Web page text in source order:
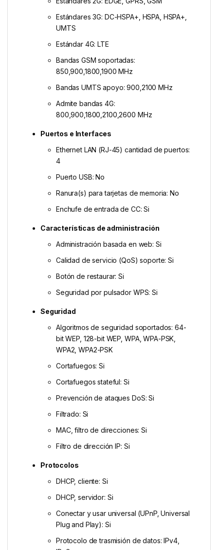
Estándares 3G: DC-HSPA+, HSPA, HSPA+,
UMTS
Estándar 4G: LTE
Bandas GSM soportadas:
850,900,1800,1900 MHz
Bandas UMTS apoyo: 900,2100 MHz
Admite bandas 4G:
800,900,1800,2100,2600 MHz
Puertos e Interfaces
Ethernet LAN (RJ-45) cantidad de puertos:
4
Puerto USB: No
Ranura(s) para tarjetas de memoria: No
Enchufe de entrada de CC: Si
Características de administración
Administración basada en web: Si
Calidad de servicio (QoS) soporte: Si
Botón de restaurar: Si
Seguridad por pulsador WPS: Si
Seguridad
Algoritmos de seguridad soportados: 64-
bit WEP, 128-bit WEP, WPA, WPA-PSK,
WPA2, WPA2-PSK
Cortafuegos: Si
Cortafuegos stateful: Si
Prevención de ataques DoS: Si
Filtrado: Si
MAC, filtro de direcciones: Si
Filtro de dirección IP: Si
Protocolos
DHCP, cliente: Si
DHCP, servidor: Si
Conectar y usar universal (UPnP, Universal
Plug and Play): Si
Protocolo de trasmisión de datos: IPv4,